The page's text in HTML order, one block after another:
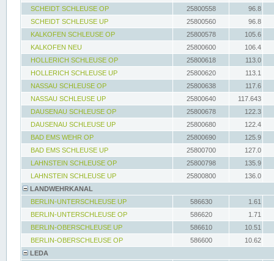
SCHEIDT SCHLEUSE OP
25800558
96.8
SCHEIDT SCHLEUSE UP
25800560
96.8
KALKOFEN SCHLEUSE OP
25800578
105.6
KALKOFEN NEU
25800600
106.4
HOLLERICH SCHLEUSE OP
25800618
113.0
HOLLERICH SCHLEUSE UP
25800620
113.1
NASSAU SCHLEUSE OP
25800638
117.6
NASSAU SCHLEUSE UP
25800640
117.643
DAUSENAU SCHLEUSE OP
25800678
122.3
DAUSENAU SCHLEUSE UP
25800680
122.4
BAD EMS WEHR OP
25800690
125.9
BAD EMS SCHLEUSE UP
25800700
127.0
LAHNSTEIN SCHLEUSE OP
25800798
135.9
LAHNSTEIN SCHLEUSE UP
25800800
136.0
LANDWEHRKANAL
BERLIN-UNTERSCHLEUSE UP
586630
1.61
BERLIN-UNTERSCHLEUSE OP
586620
1.71
BERLIN-OBERSCHLEUSE UP
586610
10.51
BERLIN-OBERSCHLEUSE OP
586600
10.62
LEDA